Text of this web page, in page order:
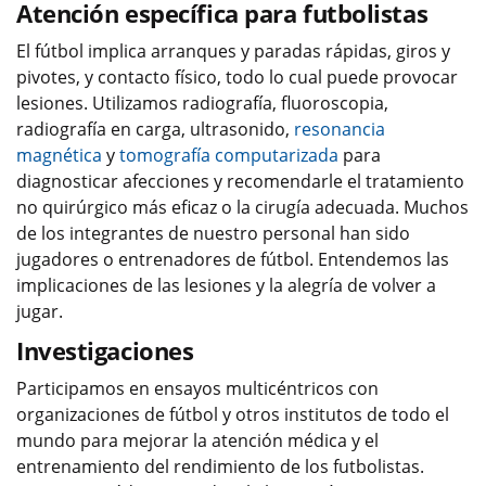
Atención específica para futbolistas
El fútbol implica arranques y paradas rápidas, giros y
pivotes, y contacto físico, todo lo cual puede provocar
lesiones. Utilizamos radiografía, fluoroscopia,
radiografía en carga, ultrasonido, resonancia
magnética ytomografía computarizada para
diagnosticar afecciones y recomendarle el tratamiento
no quirúrgico más eficaz o la cirugía adecuada. Muchos
de los integrantes de nuestro personal han sido
jugadores o entrenadores de fútbol. Entendemos las
implicaciones de las lesiones y la alegría de volver a
jugar.
Investigaciones
Participamos en ensayos multicéntricos con
organizaciones de fútbol y otros institutos de todo el
mundo para mejorar la atención médica y el
entrenamiento del rendimiento de los futbolistas.